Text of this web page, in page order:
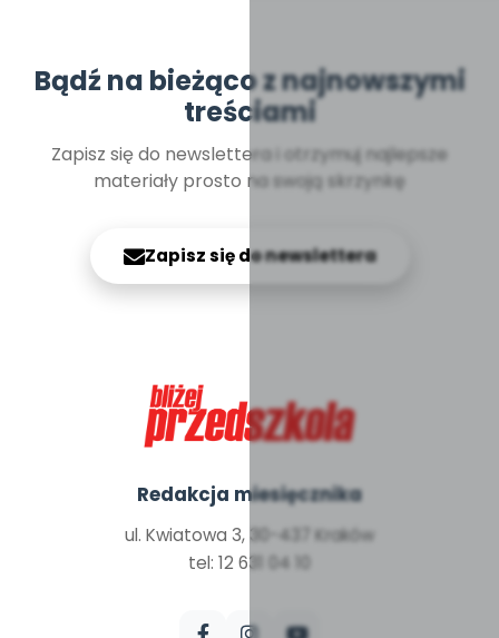
Bądź na bieżąco z najnowszymi
treściami
Zapisz się do newslettera i otrzymuj najlepsze
materiały prosto na swoją skrzynkę
Zapisz się do newslettera
Redakcja miesięcznika
ul. Kwiatowa 3, 30-437 Kraków
tel: 12 631 04 10